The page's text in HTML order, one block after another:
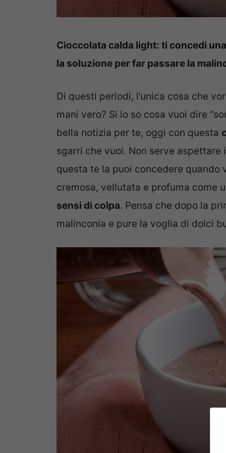
Cioccolata calda light: ti concedi
la soluzione per far passare la
Di questi periodi, l’unica cosa che
mani vero? Si lo so cosa vuoi dire
bella notizia per te, oggi con questa
sgarri che vuoi. Non serve
questa te la puoi concedere quando
cremosa, vellutata e profuma come
sensi di colpa. Pensa che dopo la
malinconia e pure la voglia di dolci